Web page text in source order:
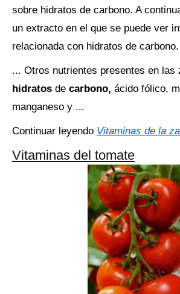
sobre hidratos de carbono. A
un extracto en el que se puede ver
relacionada con hidratos de carbono.
... Otros nutrientes presentes en las
hidratos de carbono, ácido fólico,
manganeso y ...
Continuar leyendo Vitaminas de la
Vitaminas del tomate